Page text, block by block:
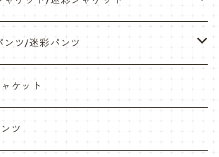
ンツ/迷彩パンツ
ケット
ツ